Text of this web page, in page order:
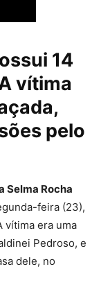
14
vítima
pelo
Selma Rocha
feira (23),
vítima era uma
Pedroso, e
dele, no